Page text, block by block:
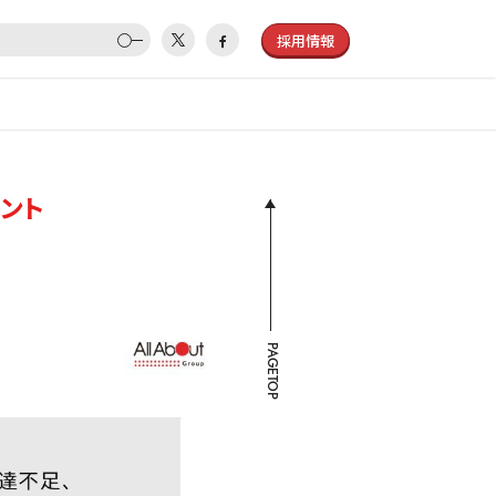
採用情報
ト
PAGETOP